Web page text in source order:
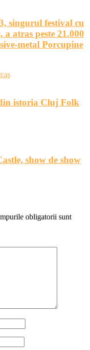
singurul festival cu
atras peste 21.000
metal Porcupine
istoria Cluj Folk
show de show
obligatorii sunt